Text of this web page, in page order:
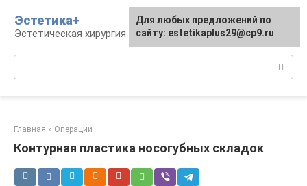
контенту
Эстетика+
Эстетическая хирургия и косметология
Главная » Операции
Контурная пластика носогубных складок
Для любых предложений по
сайту: estetikaplus29@cp9.ru